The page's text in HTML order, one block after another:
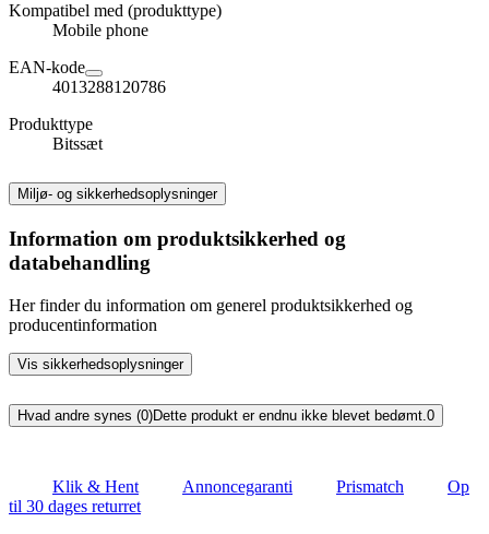
Kompatibel med (produkttype)
Mobile phone
EAN-kode
4013288120786
Produkttype
Bitssæt
Miljø- og sikkerhedsoplysninger
Information om produktsikkerhed og
databehandling
Her finder du information om generel produktsikkerhed og
producentinformation
Vis sikkerhedsoplysninger
Hvad andre synes (0)Dette produkt er endnu ikke blevet bedømt. 0
Klik & Hent Annoncegaranti Prismatch
Op
til 30 dages returret